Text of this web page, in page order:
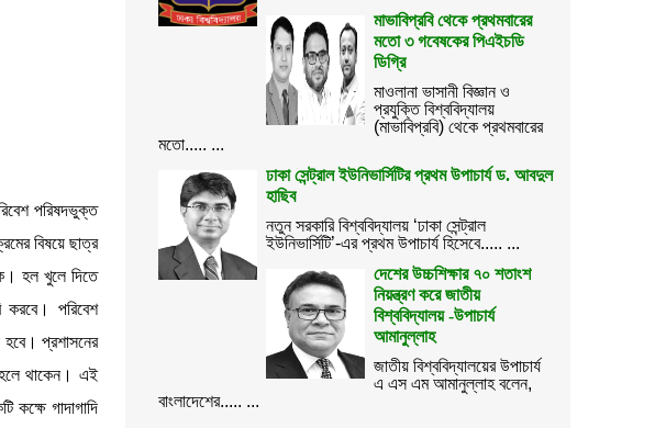
পরিষদভুক্ত
বিষয়ে ছাত্র
হল খুলে দিতে
করবে। পরিবেশ
প্রশাসনের
হলে থাকেন। এই
কক্ষে গাদাগাদি
মাভাবিপ্রবি থেকে প্রথমবারের
মতো ৩ গবেষকের পিএইচডি
ডিগ্রি
মাওলানা ভাসানী বিজ্ঞান ও
প্রযুক্তি বিশ্ববিদ্যালয়
(মাভাবিপ্রবি) থেকে প্রথমবারের
মতো..... ...
ঢাকা সেন্ট্রাল ইউনিভার্সিটির প্রথম উপাচার্য ড. আবদুল
হাছিব
নতুন সরকারি বিশ্ববিদ্যালয় ‘ঢাকা সেন্ট্রাল
ইউনিভার্সিটি’-এর প্রথম উপাচার্য হিসেবে..... ...
দেশের উচ্চশিক্ষার ৭০ শতাংশ
নিয়ন্ত্রণ করে জাতীয়
বিশ্ববিদ্যালয় -উপাচার্য
আমানুল্লাহ
জাতীয় বিশ্ববিদ্যালয়ের উপাচার্য
এ এস এম আমানুল্লাহ বলেন,
বাংলাদেশের..... ...